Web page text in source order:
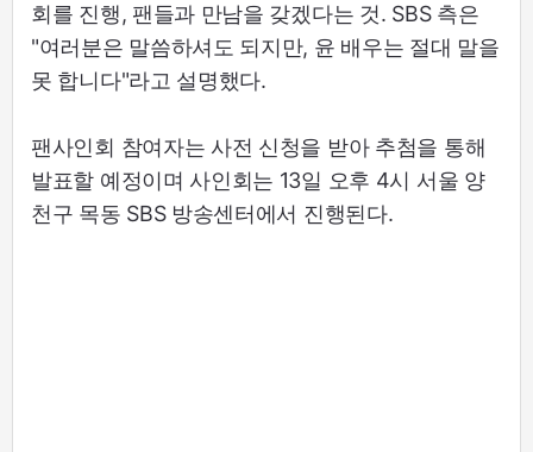
회를 진행, 팬들과 만남을 갖겠다는 것. SBS 측은
"여러분은 말씀하셔도 되지만, 윤 배우는 절대 말을
못 합니다"라고 설명했다.
팬사인회 참여자는 사전 신청을 받아 추첨을 통해
발표할 예정이며 사인회는 13일 오후 4시 서울 양
천구 목동 SBS 방송센터에서 진행된다.